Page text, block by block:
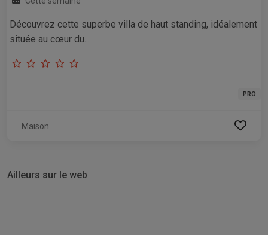
Découvrez cette superbe villa de haut standing, idéalement
située au cœur du...
PRO
Maison
Ailleurs sur le web